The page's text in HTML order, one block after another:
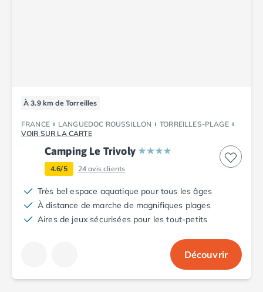
À 3.9 km de Torreilles
FRANCE LANGUEDOC ROUSSILLON
TORREILLES-PLAGE
VOIR SUR LA CARTE
Camping Le Trivoly
4.6/5 24avis clients
Très bel espace aquatique pour tous les âges
À distance de marche de magnifiques plages
Aires de jeux sécurisées pour les tout-petits
Découvrir